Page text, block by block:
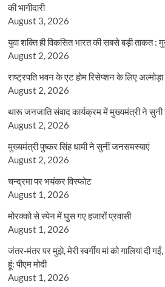
की भागीदारी
August 3, 2026
युवा शक्ति ही विकसित भारत की सबसे बड़ी ताकत :
August 2, 2026
राष्ट्रपति भवन के एट होम रिसेप्शन के लिए अल्मोड़ा
August 2, 2026
थारू जनजाति संवाद कार्यक्रम में मुख्यमंत्री ने
August 2, 2026
मुख्यमंत्री पुष्कर सिंह धामी ने सुनीं जनसमस्याएं
August 2, 2026
चन्द्रमा पर भयंकर विस्फोट
August 1, 2026
मोरक्को से स्पेन में घुस गए हजारों प्रवासी
August 1, 2026
जंतर-मंतर पर मुझे, मेरी स्वर्गीय मां को गालियां दी
हूं: पीएम मोदी
August 1, 2026